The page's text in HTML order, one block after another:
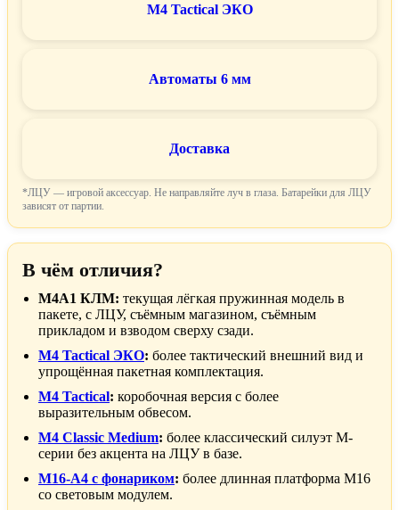
M4 Tactical ЭКО
Автоматы 6 мм
Доставка
*ЛЦУ — игровой аксессуар. Не направляйте луч в глаза. Батарейки для ЛЦУ
зависят от партии.
В чём отличия?
M4A1 КЛМ: текущая лёгкая пружинная модель в
пакете, с ЛЦУ, съёмным магазином, съёмным
прикладом и взводом сверху сзади.
M4 Tactical ЭКО: более тактический внешний вид и
упрощённая пакетная комплектация.
M4 Tactical: коробочная версия с более
выразительным обвесом.
M4 Classic Medium: более классический силуэт М-
серии без акцента на ЛЦУ в базе.
M16-A4 с фонариком: более длинная платформа M16
со световым модулем.